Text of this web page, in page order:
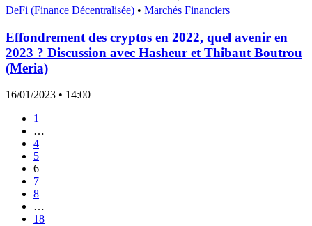
DeFi (Finance Décentralisée) • Marchés Financiers
Effondrement des cryptos en 2022, quel avenir en
2023 ? Discussion avec Hasheur et Thibaut Boutrou
(Meria)
16/01/2023 • 14:00
1
…
4
5
6
7
8
…
18